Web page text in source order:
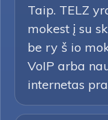
Taip. TELZ
mokest į su
be ry š io
VoIP arba
internetas